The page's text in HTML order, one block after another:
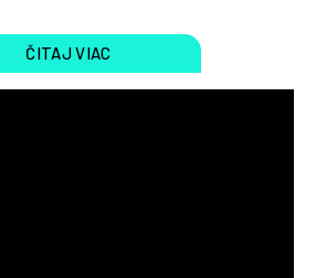
ČITAJ VIAC